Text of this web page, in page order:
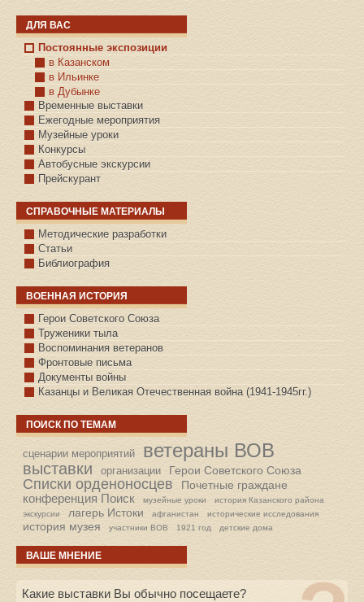
ДЛЯ ВАС
Постоянные экспозиции
в Казанском
в Ильинке
в Дубынке
Временные выставки
Ежегодные мероприятия
Музейные уроки
Конкурсы
Автобусные экскурсии
Прейскурант
СПРАВОЧНЫЕ МАТЕРИАЛЫ
Методические разработки
Статьи
Библиография
ВОЕННАЯ ИСТОРИЯ
С.КАЗАНСКОЕ
Герои Советского Союза
Труженики тыла
Воспоминания ветеранов
Фронтовые письма
Документы войны
Казанцы и Великая Отечественная война (1941-1945гг.)
ПОИСК ПО ТЕМАМ
сценарии мероприятий ветераны ВОВ
выставки организации Герои Советского Союза
Списки орденоносцев Почетные граждане
конференция Поиск музейные уроки
история Казанского района
экскурсии
лагерь Истоки афганистан исторические исследования
история музея участники ВОВ 1921 год детские дома
ВАШЕ МНЕНИЕ
Какие выставки Вы обычно посещаете?